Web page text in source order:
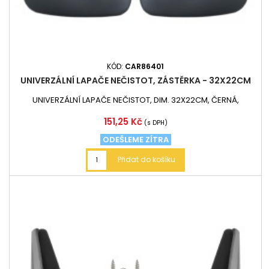
KÓD: CAR86401
UNIVERZÁLNÍ LAPAČE NEČISTOT, ZÁSTĚRKA - 32X22CM
UNIVERZÁLNÍ LAPAČE NEČISTOT, DIM. 32X22CM, ČERNÁ,
Cena
151,25 Kč (s DPH)
ODEŠLEME ZÍTRA
Přidat do košíku